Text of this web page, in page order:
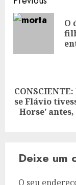
O
Next
post:
se Flávio
Horse’
Deixe um
O seu